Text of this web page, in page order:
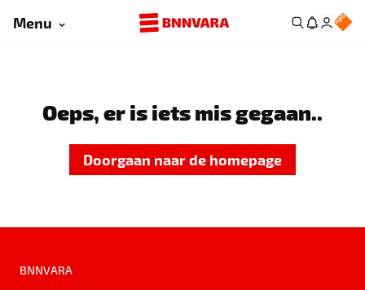
Menu
Oeps, er is iets mis gegaan..
Doorgaan naar de homepage
BNNVARA